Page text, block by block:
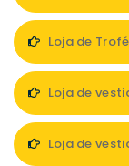
Loja de
Loja de
Loja de